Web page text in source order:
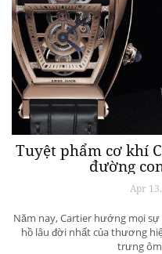
Tuyệt phẩm cơ khí
đường
Apr
Năm nay, Cartier hướng mọi
hồ lâu đời nhất của thương
trưng